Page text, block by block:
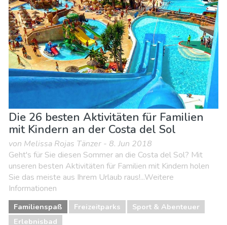
Nachtleben & Bars
Natur & Freizeit
Shoppen
Sport & Abenteuer
Strände Unterkunft
Die 26 besten Aktivitäten für Familien
mit Kindern an der Costa del Sol
von Melissa Rojas Tänzer - 8. Jun 2018
Geht's für Sie diesen Sommer an die Costa del Sol? Mit
unseren besten Aktivitäten für Familien mit Kindern holen
Sie das meiste aus Ihrem Urlaub raus!...Weitere
Informationen
Familienspaß Freizeitparks
Sport & Abenteuer
Erlebnisbad